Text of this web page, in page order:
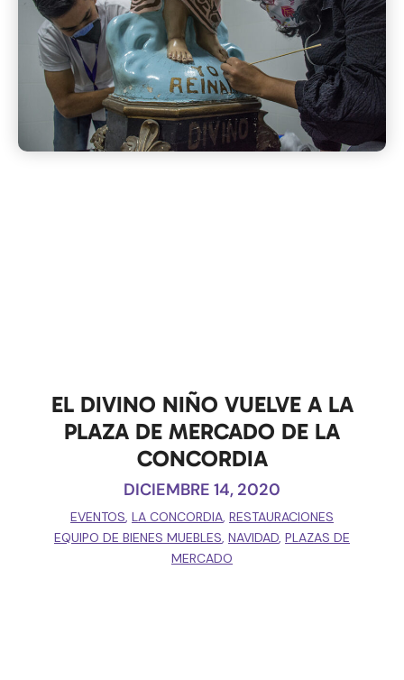
EL DIVINO NIÑO VUELVE A LA
PLAZA DE MERCADO DE LA
CONCORDIA
DICIEMBRE 14, 2020
EVENTOS, LA CONCORDIA, RESTAURACIONES
EQUIPO DE BIENES MUEBLES, NAVIDAD, PLAZAS DE
MERCADO